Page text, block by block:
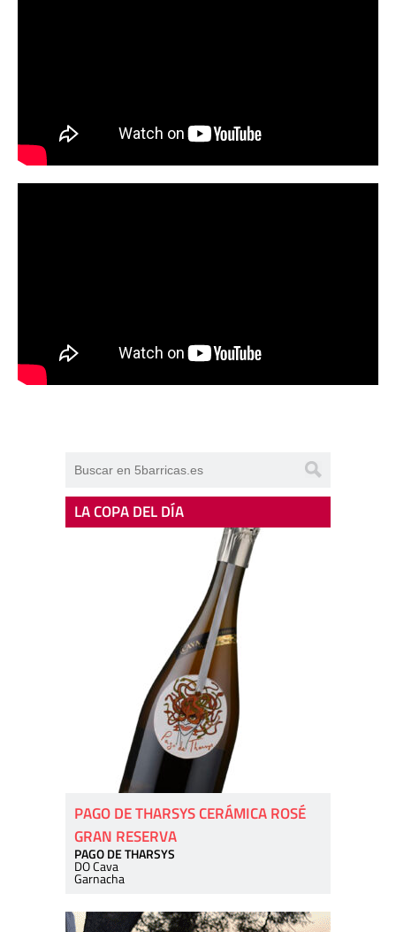
LA COPA DEL DÍA
PAGO DE THARSYS CERÁMICA ROSÉ
GRAN RESERVA
PAGO DE THARSYS
DO Cava
Garnacha